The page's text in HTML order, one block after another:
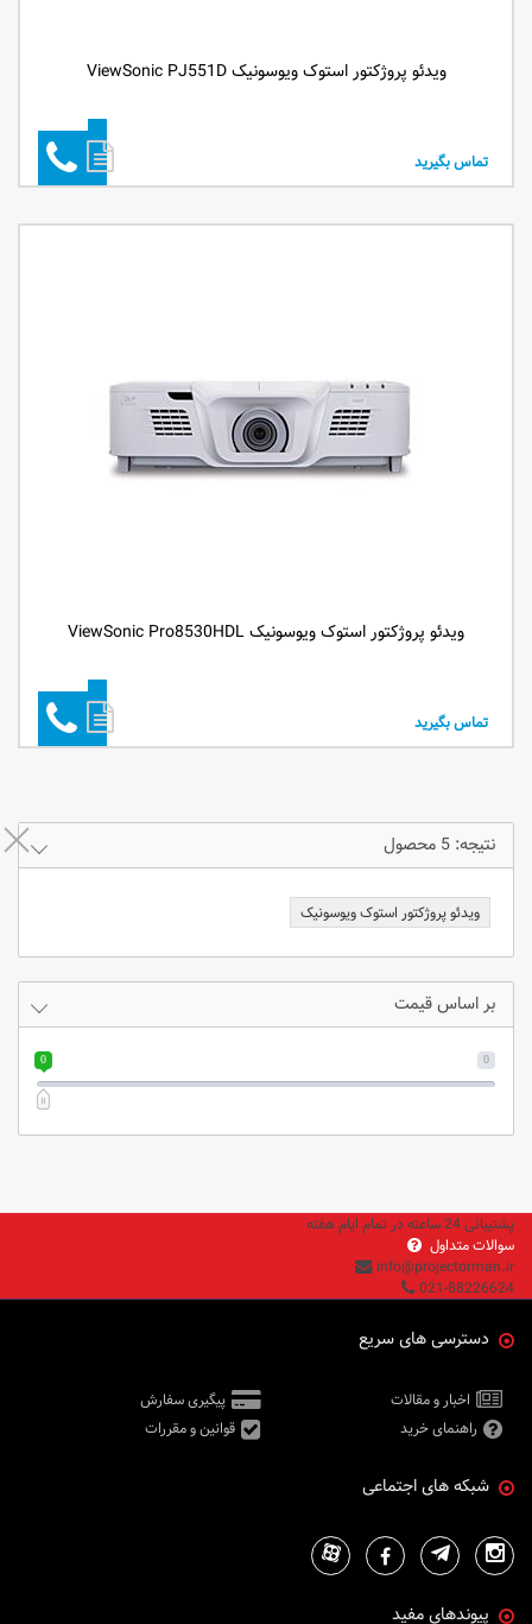
ویدئو پروژکتور استوک ویوسونیک ViewSonic PJ551D
تماس بگیرید
ویدئو پروژکتور استوک ویوسونیک ViewSonic Pro8530HDL
تماس بگیرید
نتیجه: 5 محصول
ویدئو پروژکتور استوک ویوسونیک
بر اساس قیمت
0
0
پشتیبانی 24 ساعته در تمام ایام هفته
سوالات متداول
info@projectorman.ir
021-88226624
دسترسی های سریع
اخبار و مقالات
پیگیری سفارش
راهنمای خرید
قوانین و مقررات
شبکه های اجتماعی
پیوندهای مفید